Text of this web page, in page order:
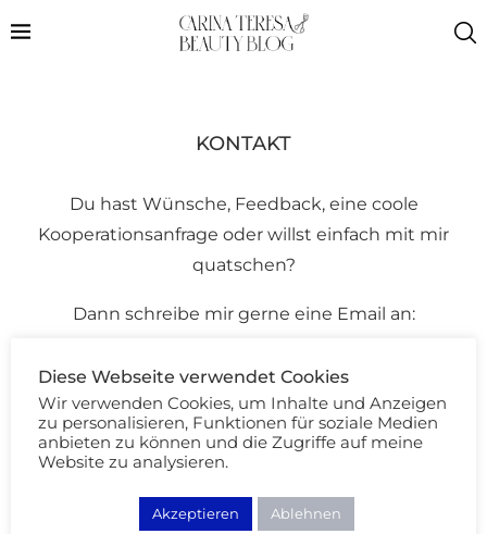
KONTAKT
Du hast Wünsche, Feedback, eine coole
Kooperationsanfrage oder willst einfach mit mir
quatschen?
Dann schreibe mir gerne eine Email an:
Diese Webseite verwendet Cookies
Wir verwenden Cookies, um Inhalte und Anzeigen
zu personalisieren, Funktionen für soziale Medien
anbieten zu können und die Zugriffe auf meine
Website zu analysieren.
Akzeptieren Ablehnen